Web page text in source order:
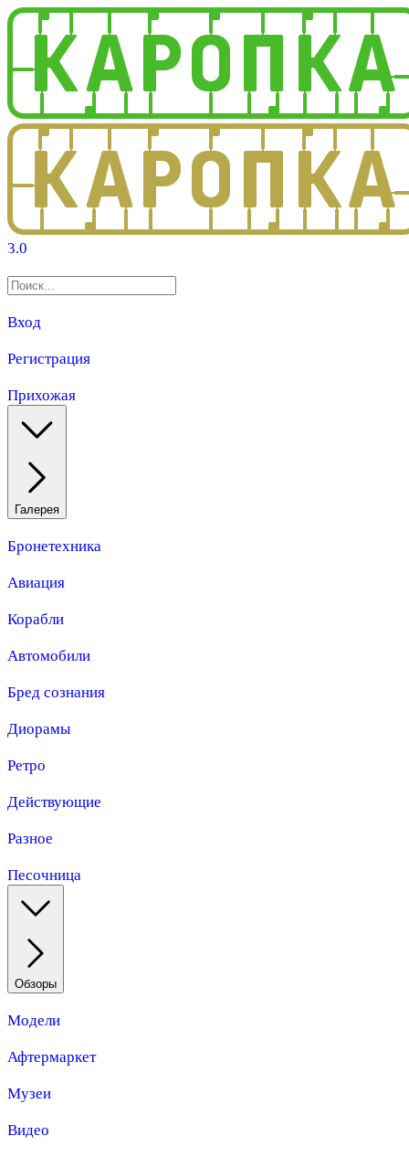
3.0
Вход
Регистрация
Прихожая
Галерея
Бронетехника
Авиация
Корабли
Автомобили
Бред сознания
Диорамы
Ретро
Действующие
Разное
Песочница
Обзоры
Модели
Афтермаркет
Музеи
Видео